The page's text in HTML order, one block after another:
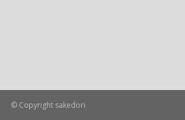
© Copyright sakedori